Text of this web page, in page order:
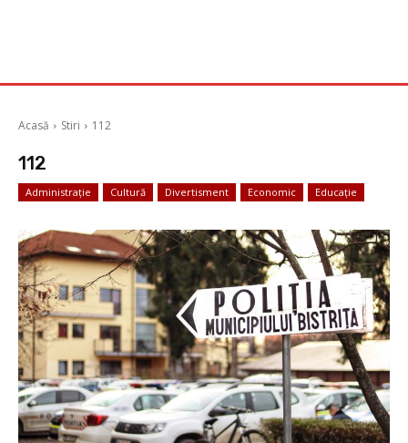
Acasă Stiri 112
112
Administrație Cultură Divertisment Economic Educație